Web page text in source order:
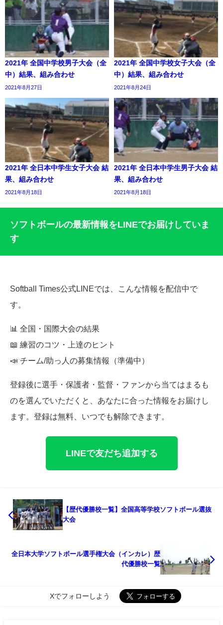
2021年 全国中学校男子大会（全
中）結果、組み合わせ
2021年8月27日
2021年 全国中学校女子大会（全
中）結果、組み合わせ
2021年8月24日
2021年 全日本中学生女子大会 結
果、組み合わせ
2021年8月18日
2021年 全日本中学生男子大会 結
果、組み合わせ
2021年8月18日
ソフトボールの最新情報をLINEでお届けしていま
す
Softball Times公式LINEでは、こんな情報を配信中で
す。
📊 全国・国際大会の結果
📖 練習のコツ・上達のヒント
📣 チーム/助っ人の募集情報（準備中）
登録後に選手・保護者・監督・ファンから当てはまるも
のを選んでいただくと、あなたに合った情報をお届けし
ます。登録は無料、いつでも解除できます。
LINEで友だち追加する
【歴代優勝校一覧】全国高等学校ソフトボール選抜
大会
全日本大学ソフトボール選手権大会（インカレ）歴
代優勝校一覧
Xでフォローしよう